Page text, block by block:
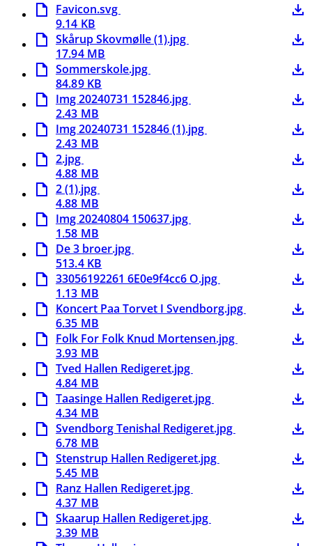
Favicon.svg
9.14 KB
Skårup Skovmølle (1).jpg
17.94 MB
Sommerskole.jpg
84.89 KB
Img 20240731 152846.jpg
2.43 MB
Img 20240731 152846 (1).jpg
2.43 MB
2.jpg
4.88 MB
2 (1).jpg
4.88 MB
Img 20240804 150637.jpg
1.58 MB
De 3 broer.jpg
513.4 KB
33056192261 6E0e9f4cc6 O.jpg
1.13 MB
Koncert Paa Torvet I Svendborg.jpg
6.35 MB
Folk For Folk Knud Mortensen.jpg
3.93 MB
Tved Hallen Redigeret.jpg
4.84 MB
Taasinge Hallen Redigeret.jpg
4.34 MB
Svendborg Tenishal Redigeret.jpg
6.78 MB
Stenstrup Hallen Redigeret.jpg
5.45 MB
Ranz Hallen Redigeret.jpg
4.37 MB
Skaarup Hallen Redigeret.jpg
3.39 MB